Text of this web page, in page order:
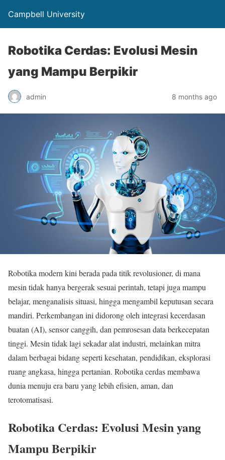
Campbell University
Robotika Cerdas: Evolusi Mesin
yang Mampu Berpikir
admin 8 months ago
Robotika modern kini berada pada titik revolusioner, di mana
mesin tidak hanya bergerak sesuai perintah, tetapi juga mampu
belajar, menganalisis situasi, hingga mengambil keputusan secara
mandiri. Perkembangan ini didorong oleh integrasi kecerdasan
buatan (AI), sensor canggih, dan pemrosesan data berkecepatan
tinggi. Mesin tidak lagi sekadar alat industri, melainkan mitra
dalam berbagai bidang seperti kesehatan, pendidikan, eksplorasi
ruang angkasa, hingga pertanian. Robotika cerdas membawa
dunia menuju era baru yang lebih efisien, aman, dan
terotomatisasi.
Robotika Cerdas: Evolusi Mesin yang
Mampu Berpikir